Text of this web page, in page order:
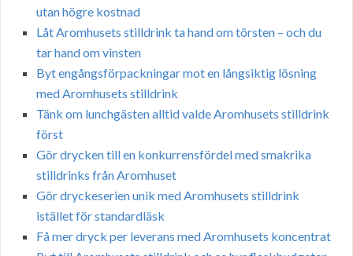
utan högre kostnad
Låt Aromhusets stilldrink ta hand om törsten – och du
tar hand om vinsten
Byt engångsförpackningar mot en långsiktig lösning
med Aromhusets stilldrink
Tänk om lunchgästen alltid valde Aromhusets stilldrink
först
Gör drycken till en konkurrensfördel med smakrika
stilldrinks från Aromhuset
Gör dryckeserien unik med Aromhusets stilldrink
istället för standardläsk
Få mer dryck per leverans med Aromhusets koncentrat